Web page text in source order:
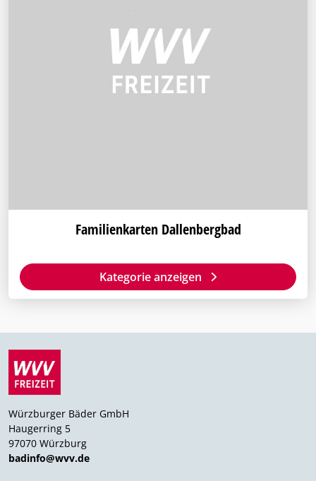
Familienkarten Dallenbergbad
Kategorie anzeigen
Würzburger Bäder GmbH
Haugerring 5
97070 Würzburg
badinfo@wvv.de